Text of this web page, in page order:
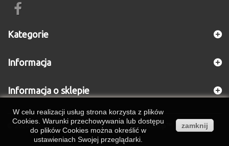
Kategorie
Informacja
© 2014Oprogramowanie e-commerce od PrestaShop™
Informacja o sklepie
W celu realizacji usług strona korzysta z plików
Cookies. Warunki przechowywania lub dostępu
do plików Cookies można określić w
ustawieniach Swojej przeglądarki.
zamknij